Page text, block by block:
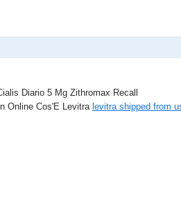
Diario 5 Mg Zithromax Recall
Online Cos'E Levitra levitra shipped from